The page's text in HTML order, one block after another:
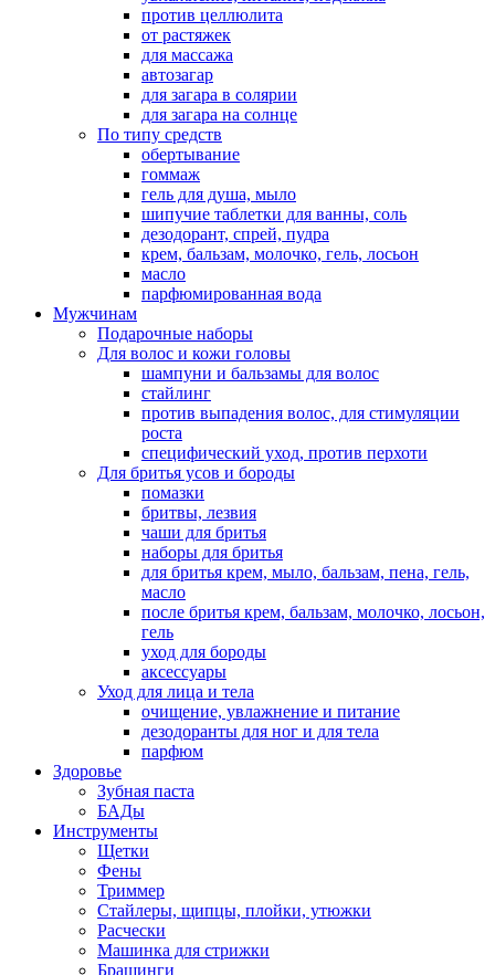
против целлюлита
от растяжек
для массажа
автозагар
для загара в солярии
для загара на солнце
По типу средств
обертывание
гоммаж
гель для душа, мыло
шипучие таблетки для ванны, соль
дезодорант, спрей, пудра
крем, бальзам, молочко, гель, лосьон
масло
парфюмированная вода
Мужчинам
Подарочные наборы
Для волос и кожи головы
шампуни и бальзамы для волос
стайлинг
против выпадения волос, для стимуляции
роста
специфический уход, против перхоти
Для бритья усов и бороды
помазки
бритвы, лезвия
чаши для бритья
наборы для бритья
для бритья крем, мыло, бальзам, пена, гель,
масло
после бритья крем, бальзам, молочко, лосьон,
гель
уход для бороды
аксессуары
Уход для лица и тела
очищение, увлажнение и питание
дезодоранты для ног и для тела
парфюм
Здоровье
Зубная паста
БАДы
Инструменты
Щетки
Фены
Триммер
Стайлеры, щипцы, плойки, утюжки
Расчески
Машинка для стрижки
Брашинги